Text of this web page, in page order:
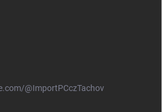
@ImportPCczTachov